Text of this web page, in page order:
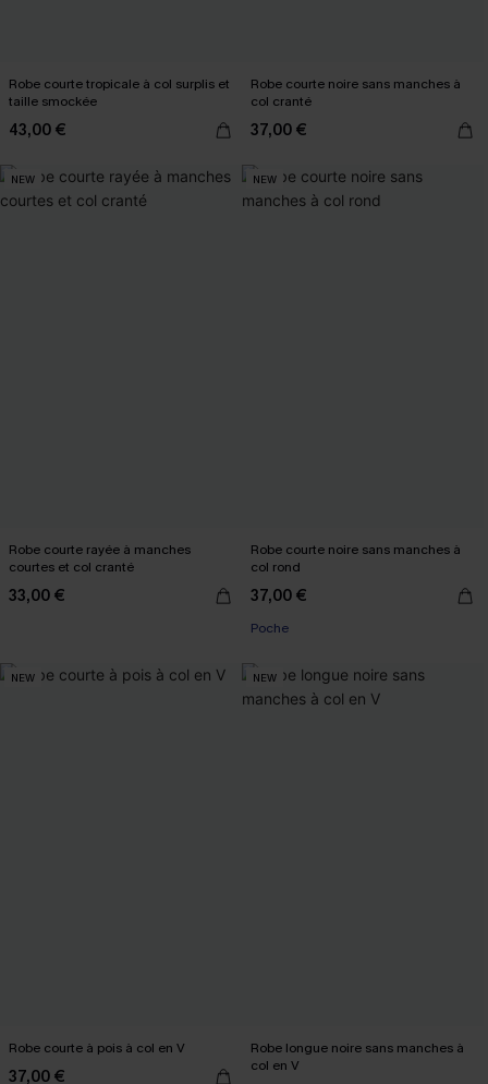
Robe courte tropicale à col surplis et
taille smockée
43,00 €
Robe courte noire sans manches à
col cranté
37,00 €
NEW
Robe courte rayée à manches
courtes et col cranté
33,00 €
NEW
Robe courte noire sans manches à
col rond
37,00 €
Poche
NEW
Robe courte à pois à col en V
37,00 €
NEW
Robe longue noire sans manches à
col en V